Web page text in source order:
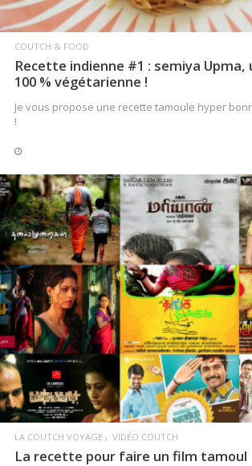
COUTCH & FOOD
Recette indienne #1 : semiya
100 % végétarienne !
Je vous propose une recette tamoule hyper
!
LIRE LA SUITE
LA COUTCH VOYAGE VIDÉO COUTCH
La recette pour faire un film tamoul